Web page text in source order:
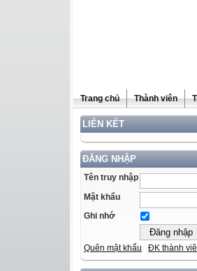
Trang chủ Thành viên
LIÊN KẾT
ĐĂNG NHẬP
Tên truy nhập
Mật khẩu
Ghi nhớ
Quên mật khẩu ĐK thành